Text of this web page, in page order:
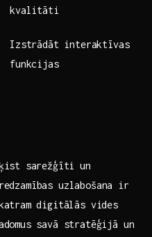
kvalitāti
Izstrādāt interaktīvas
funkcijas
⁢sarežģīti un
uzlabošana ir
⁣digitālās vides
⁣savā stratēģijā un